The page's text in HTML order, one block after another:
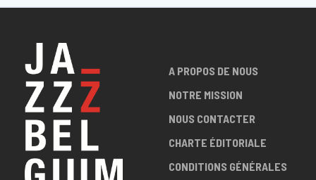
A PROPOS DE NOUS
NOTRE MISSION
NOUS CONTACTER
CHARTE ÉDITORIALE
CONDITIONS GÉNÉRALES